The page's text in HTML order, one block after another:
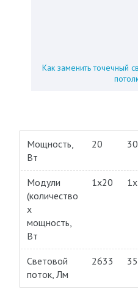
Как заменить точечный
Мощность,
Вт
20 30
Модули
(количество
х
мощность,
Вт
1х20
Световой
поток, Лм
2633